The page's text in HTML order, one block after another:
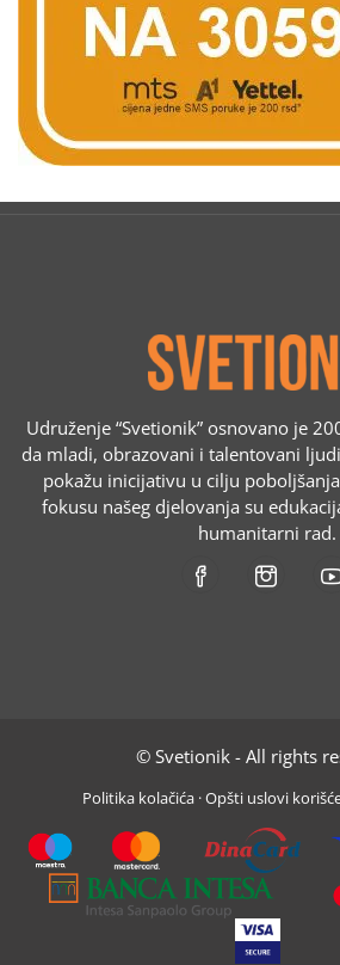
Udruženje “Svetionik” osnovano je
da mladi, obrazovani i talentovani
pokažu inicijativu u cilju
fokusu našeg djelovanja su
humanitarni rad.
© Svetionik - All rights
Politika kolačića ·Opšti uslovi